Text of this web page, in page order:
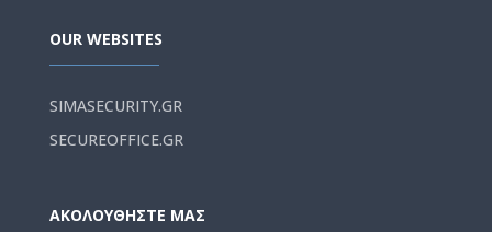
OUR WEBSITES
SIMASECURITY.GR
SECUREOFFICE.GR
ΑΚΟΛΟΥΘΗΣΤΕ ΜΑΣ